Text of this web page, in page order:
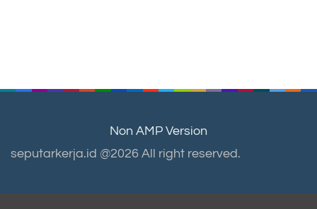
Non AMP Version
seputarkerja.id @2026 All right reserved.